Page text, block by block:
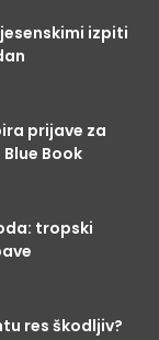
izpiti
prijave za
Book
tropski
res škodljiv?